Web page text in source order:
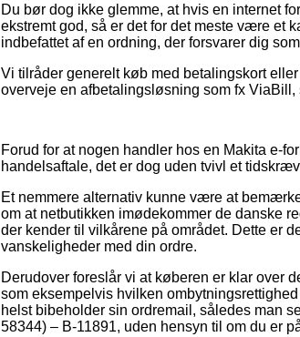
Du bør dog ikke glemme, at hvis en internet
ekstremt god, så er det for det meste være et
indbefattet af en ordning, der forsvarer dig
Vi tilråder generelt køb med betalingskort
overveje en afbetalingsløsning som fx
Forud for at nogen handler hos en Makita e-
handelsaftale, det er dog uden tvivl et
Et nemmere alternativ kunne være at
om at netbutikken imødekommer de danske
der kender til vilkårene på området. Dette er
vanskeligheder med din ordre.
Derudover foreslår vi at køberen er klar over
som eksempelvis hvilken
helst bibeholder sin ordremail, således man
58344) – B-11891, uden hensyn til om du er